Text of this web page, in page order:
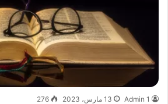
Admin 1 13 مارس، 2023 276